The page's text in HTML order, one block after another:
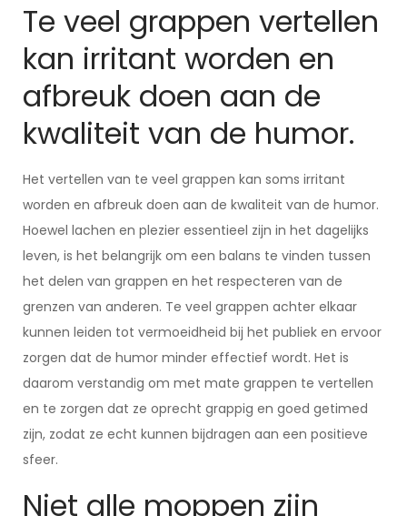
Te veel grappen vertellen
kan irritant worden en
afbreuk doen aan de
kwaliteit van de humor.
Het vertellen van te veel grappen kan soms irritant
worden en afbreuk doen aan de kwaliteit van de humor.
Hoewel lachen en plezier essentieel zijn in het dagelijks
leven, is het belangrijk om een balans te vinden tussen
het delen van grappen en het respecteren van de
grenzen van anderen. Te veel grappen achter elkaar
kunnen leiden tot vermoeidheid bij het publiek en ervoor
zorgen dat de humor minder effectief wordt. Het is
daarom verstandig om met mate grappen te vertellen
en te zorgen dat ze oprecht grappig en goed getimed
zijn, zodat ze echt kunnen bijdragen aan een positieve
sfeer.
Niet alle moppen zijn